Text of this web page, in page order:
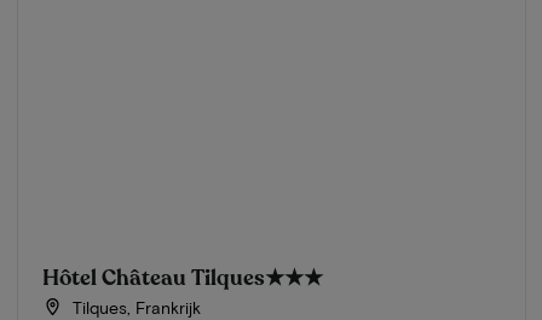
Hôtel Château Tilques★★★
Tilques, Frankrijk